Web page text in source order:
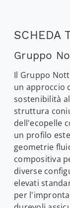
SCHEDA
Gruppo
Il Gruppo
un approccio
sostenibilità
struttura
dell'ecopelle
un profilo
geometrie
compositiva
diverse
elevati
per